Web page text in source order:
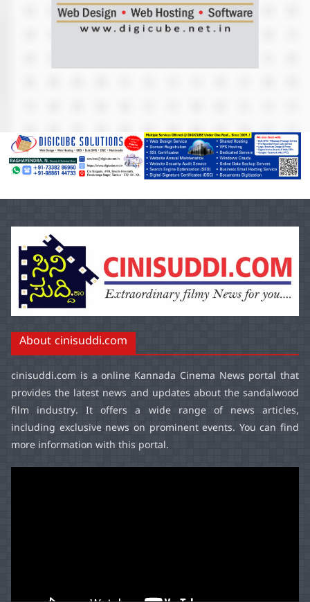
About cinisuddi.com
cinisuddi.com is a online Kannada Cinema News portal that
provides the latest news and updates about the sandalwood
film industry. It offers a wide range of news articles,
including exclusive news on prominent events. You can find
more information with this portal.